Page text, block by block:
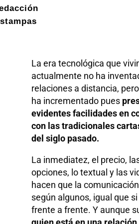
La era tecnológica que
actualmente no ha
relaciones a distancia,
ha incrementado pues
evidentes facilidades en
con las tradicionales
del siglo pasado.
La inmediatez, el precio,
opciones, lo textual y las
hacen que la
según algunos, igual que
frente a frente. Y aunque